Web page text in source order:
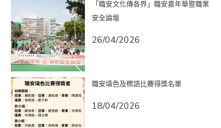
「職安文化傳各界」職安嘉年華暨職業
安全論壇
26/04/2026
職安填色及標語比賽得獎名單
18/04/2026